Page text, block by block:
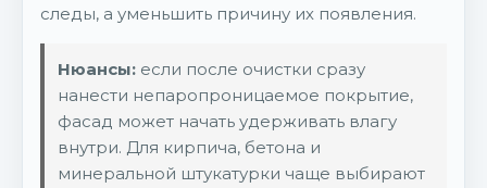
следы, а уменьшить причину их появления.
Нюансы: если после очистки сразу
нанести непаропроницаемое покрытие,
фасад может начать удерживать влагу
внутри. Для кирпича, бетона и
минеральной штукатурки чаще выбирают